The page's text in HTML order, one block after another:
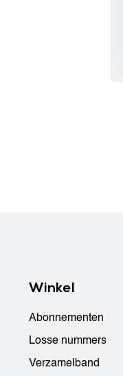
Winkel
Abonnementen
Losse nummers
Verzamelband